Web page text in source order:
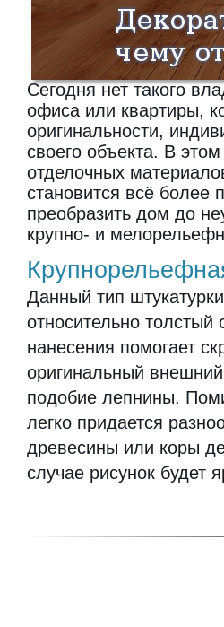
Сегодня нет такого
офиса или квартиры,
оригинальности,
своего объекта. В
отделочных
становится всё более
преобразить дом до
крупно- и
Данный тип
относительно
нанесения помогает
оригинальный
подобие лепнины.
легко придается
древесины или коры
случае рисунок будет